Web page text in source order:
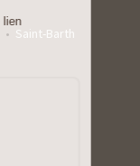
• Saint-Barth